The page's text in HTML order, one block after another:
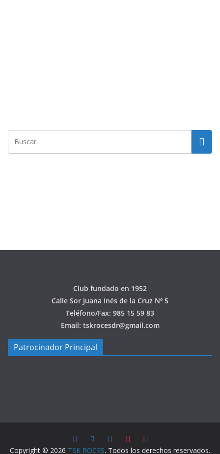
Club fundado en 1952
Calle Sor Juana Inés de la Cruz Nº 5
Teléfono/Fax: 985 15 59 83
Email: tskrocesdr@gmail.com
Patrocinador Principal
Copyright © 2026 TSK ROCES. Todos los derechos reservados.